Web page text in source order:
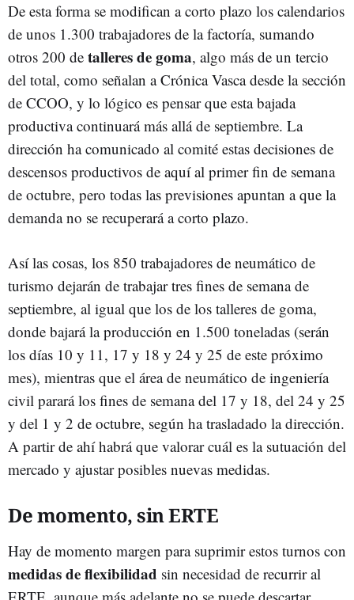
De esta forma se modifican a corto plazo los calendarios
de unos 1.300 trabajadores de la factoría, sumando
otros 200 de talleres de goma, algo más de un tercio
del total, como señalan a Crónica Vasca desde la sección
de CCOO, y lo lógico es pensar que esta bajada
productiva continuará más allá de septiembre. La
dirección ha comunicado al comité estas decisiones de
descensos productivos de aquí al primer fin de semana
de octubre, pero todas las previsiones apuntan a que la
demanda no se recuperará a corto plazo.
Así las cosas, los 850 trabajadores de neumático de
turismo dejarán de trabajar tres fines de semana de
septiembre, al igual que los de los talleres de goma,
donde bajará la producción en 1.500 toneladas (serán
los días 10 y 11, 17 y 18 y 24 y 25 de este próximo
mes), mientras que el área de neumático de ingeniería
civil parará los fines de semana del 17 y 18, del 24 y 25
y del 1 y 2 de octubre, según ha trasladado la dirección.
A partir de ahí habrá que valorar cuál es la sutuación del
mercado y ajustar posibles nuevas medidas.
De momento, sin ERTE
Hay de momento margen para suprimir estos turnos con
medidas de flexibilidad sin necesidad de recurrir al